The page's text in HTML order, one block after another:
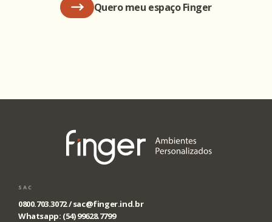
Quero meu espaço Finger
SAC
0800.703.3072 /sac@finger.ind.br
Whatsapp: (54) 99628.7799